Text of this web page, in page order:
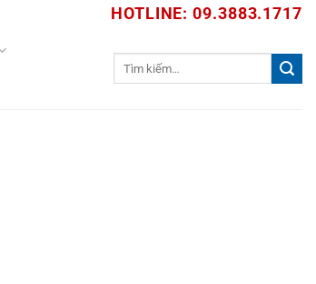
HOTLINE: 09.3883.1717